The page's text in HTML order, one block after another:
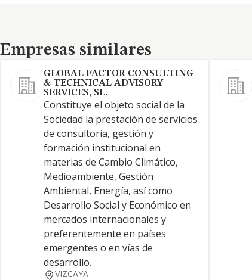
Empresas similares
Empresas similares
GLOBAL FACTOR CONSULTING
& TECHNICAL ADVISORY
SERVICES, SL.
Constituye el objeto social de la
Sociedad la prestación de servicios
de consultoría, gestión y
formación institucional en
materias de Cambio Climático,
Medioambiente, Gestión
Ambiental, Energía, así como
Desarrollo Social y Económico en
mercados internacionales y
preferentemente en países
emergentes o en vías de
desarrollo.
VIZCAYA